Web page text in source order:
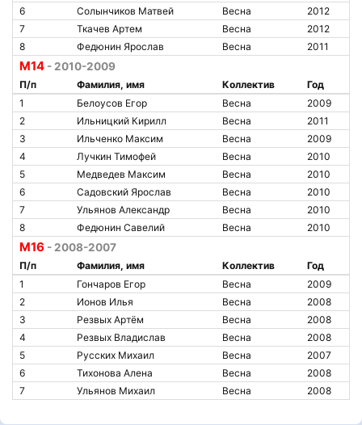
6
Солынчиков Матвей Весна
2012
7
Ткачев Артем Весна
2012
8
Федюнин Ярослав Весна 2011
М14 - 2010-2009
П/п Фамилия, имя Коллектив
Год
1
Белоусов Егор Весна
2009
2
Ильницкий Кирилл Весна
2011
3
Ильченко Максим Весна
2009
4
Лучкин Тимофей Весна
2010
5
Медведев Максим Весна
2010
6
Садовский Ярослав Весна
2010
7
Ульянов Александр Весна
2010
8
Федюнин Савелий Весна 2010
М16 - 2008-2007
П/п Фамилия, имя Коллектив
Год
1
Гончаров Егор Весна
2009
2
Ионов Илья Весна
2008
3
Резвых Артём Весна
2008
4
Резвых Владислав Весна
2008
5
Русских Михаил Весна
2007
6
Тихонова Алена Весна
2008
7
Ульянов Михаил Весна 2008